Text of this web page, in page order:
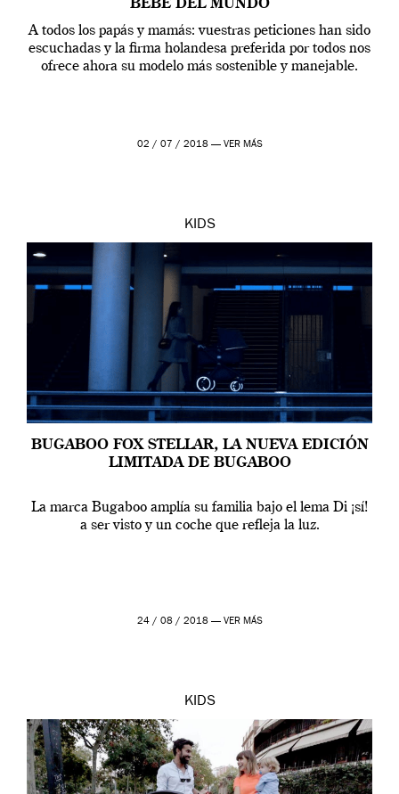
BEBÉ DEL MUNDO
A todos los papás y mamás: vuestras peticiones han sido
escuchadas y la firma holandesa preferida por todos nos
ofrece ahora su modelo más sostenible y manejable.
02 / 07 / 2018 — VER MÁS
KIDS
BUGABOO FOX STELLAR, LA NUEVA EDICIÓN
LIMITADA DE BUGABOO
La marca Bugaboo amplía su familia bajo el lema Di ¡sí!
a ser visto y un coche que refleja la luz.
24 / 08 / 2018 — VER MÁS
KIDS